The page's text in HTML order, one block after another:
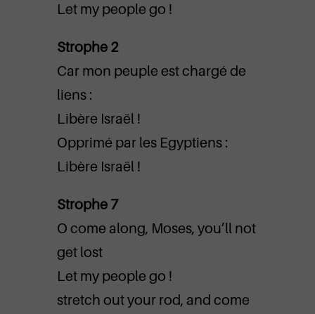
Let my people go !
Strophe 2
Car mon peuple est chargé de
liens :
Libère Israël !
Opprimé par les Egyptiens :
Libère Israël !
Strophe 7
O come along, Moses, you’ll not
get lost
Let my people go !
stretch out your rod, and come